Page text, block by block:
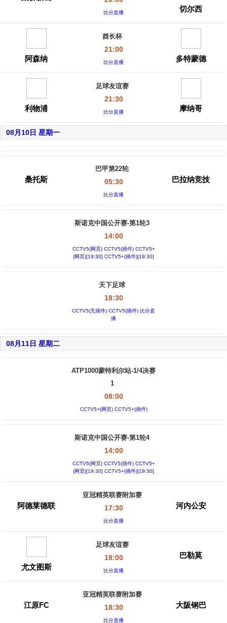
比分直播 切尔西
阿森纳
酋长杯
21:00
比分直播 多特蒙德
利物浦
足球友谊赛
21:30
比分直播 摩纳哥
08月10日 星期一
桑托斯
巴甲第22轮
05:30
比分直播
巴拉纳竞技
斯诺克中国公开赛-第1轮3
14:00
CCTV5(网页) CCTV5(插件) CCTV5+
(网页)[19:30] CCTV5+(插件)[19:30]
天下足球
18:30
CCTV5(无插件) CCTV5(插件) 比分直
播
08月11日 星期二
ATP1000蒙特利尔站-1/4决赛
1
08:00
CCTV5+(网页) CCTV5+(插件)
斯诺克中国公开赛-第1轮4
14:00
CCTV5(网页) CCTV5(插件) CCTV5+
(网页)[19:30] CCTV5+(插件)[19:30]
阿德莱德联
亚冠精英联赛附加赛
17:30
比分直播
河内公安
尤文图斯
足球友谊赛
18:00
比分直播
巴勒莫
江原FC
亚冠精英联赛附加赛
18:30
比分直播
大阪钢巴